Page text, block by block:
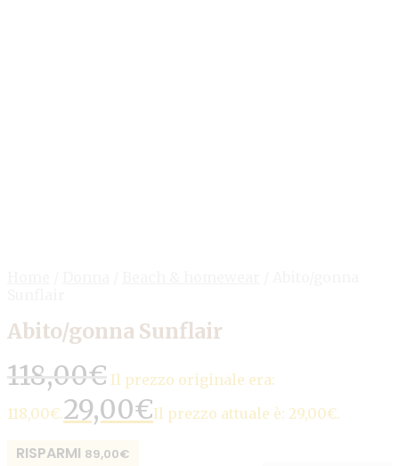
Abito/gonna Sunflair
118,00€ Il prezzo originale era:
118,00€.29,00€Il prezzo attuale è: 29,00€.
RISPARMI 89,00€